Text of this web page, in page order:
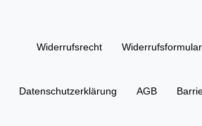
Widerrufs­recht Widerrufs­formular
Daten­schutz­erklärung AGB